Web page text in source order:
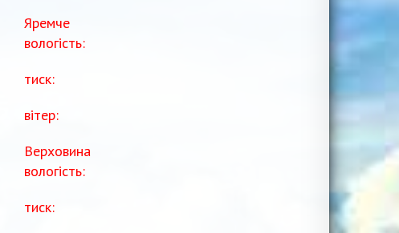
Яремче
вологість:
тиск:
вітер:
Верховина
вологість:
тиск: